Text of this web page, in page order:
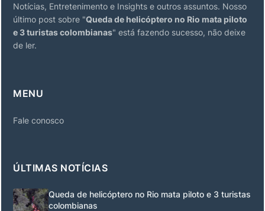
Notícias, Entretenimento e Insights e outros assuntos. Nosso
último post sobre "Queda de helicóptero no Rio mata piloto
e 3 turistas colombianas" está fazendo sucesso, não deixe
de ler.
MENU
Fale conosco
ÚLTIMAS NOTÍCIAS
Queda de helicóptero no Rio mata piloto e 3 turistas
colombianas